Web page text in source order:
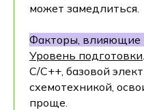
может замедлиться.
Факторы, влияющие
Уровень подготовки
C/C++, базовой
схемотехникой,
проще.